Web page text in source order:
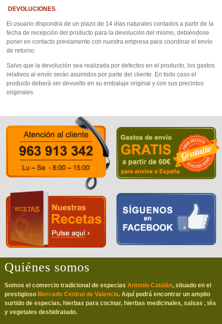
DEVOLUCIONES
El usuario dispondrá de un plazo de 14 días naturales contados a partir de la
fecha de recepción del producto para la devolución del mismo, debiéndose
poner en contacto previamente con nuestra empresa para coordinar el envío
de retorno.
Salvo que la devolución sea realizada por defectos en el producto, los gastos
relativos al envío serán asumidos por parte del cliente. En todo caso el
producto deberá ser devuelto en su embalaje original y con sus precintos
originales.
Quiénes somos
Somos el comercio tradicional de especias Antonio Catalán, situado en el
prestigioso Mercado Central de Valencia. Aquí podrá encontrar un amplio
surtido de especias, hierbas para cocinar, hierbas medicinales, salsas , tés
y vegetales deshidratado.